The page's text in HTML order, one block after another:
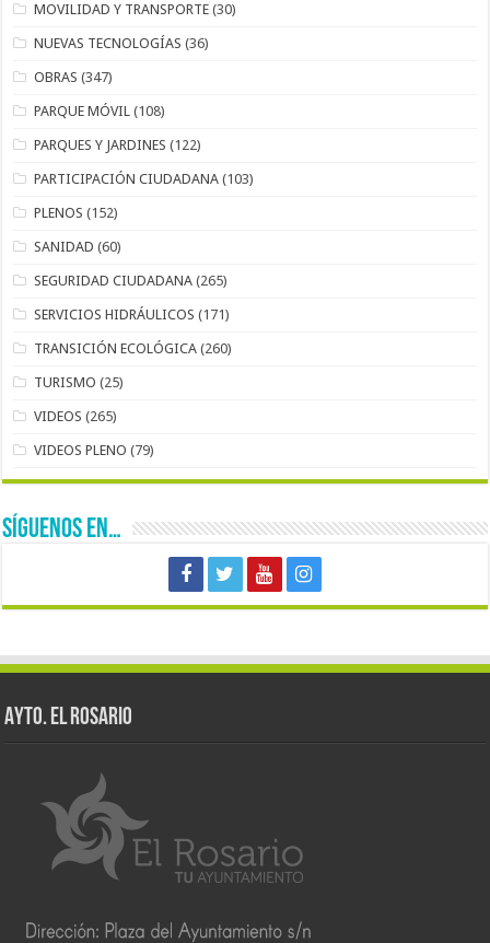
MOVILIDAD Y TRANSPORTE (30)
NUEVAS TECNOLOGÍAS (36)
OBRAS (347)
PARQUE MÓVIL (108)
PARQUES Y JARDINES (122)
PARTICIPACIÓN CIUDADANA (103)
PLENOS (152)
SANIDAD (60)
SEGURIDAD CIUDADANA (265)
SERVICIOS HIDRÁULICOS (171)
TRANSICIÓN ECOLÓGICA (260)
TURISMO (25)
VIDEOS (265)
VIDEOS PLENO (79)
SÍGUENOS EN…
AYTO. EL ROSARIO